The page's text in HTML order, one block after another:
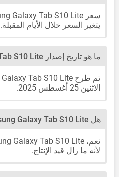
يتغير السعر خلال الأيام المقبلة.
ما هو تاريخ إصدار Samsung Galaxy Tab S10 Lite؟
الاثنين 25 أغسطس 2025.
هل Samsung Galaxy Tab S10 Lite متوفر في المتاجر؟
لأنه ما زال قيد الإنتاج.